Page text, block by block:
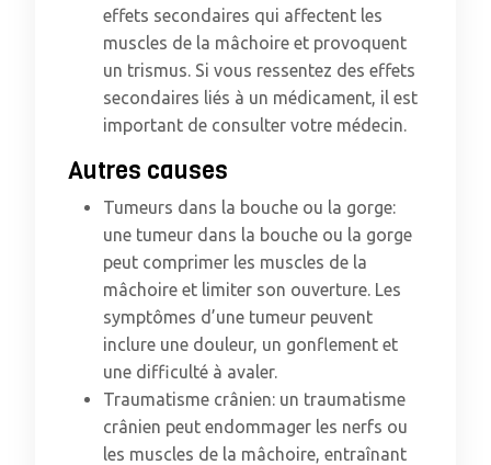
effets secondaires qui affectent les
muscles de la mâchoire et provoquent
un trismus. Si vous ressentez des effets
secondaires liés à un médicament, il est
important de consulter votre médecin.
Autres causes
Tumeurs dans la bouche ou la gorge:
une tumeur dans la bouche ou la gorge
peut comprimer les muscles de la
mâchoire et limiter son ouverture. Les
symptômes d’une tumeur peuvent
inclure une douleur, un gonflement et
une difficulté à avaler.
Traumatisme crânien: un traumatisme
crânien peut endommager les nerfs ou
les muscles de la mâchoire, entraînant